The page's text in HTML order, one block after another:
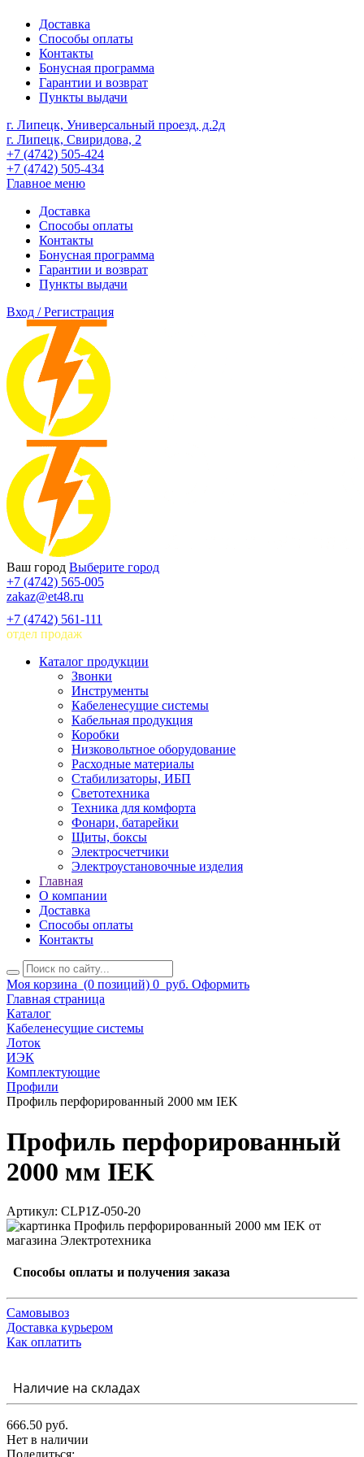
Доставка
Способы оплаты
Контакты
Бонусная программа
Гарантии и возврат
Пункты выдачи
г. Липецк, Универсальный проезд, д.2д
г. Липецк, Свиридова, 2
+7 (4742) 505-424
+7 (4742) 505-434
Главное меню
Доставка
Способы оплаты
Контакты
Бонусная программа
Гарантии и возврат
Пункты выдачи
Вход / Регистрация
Ваш город Выберите город
+7 (4742) 565-005
zakaz@et48.ru
+7 (4742) 561-111
отдел продаж
Каталог продукции
Звонки
Инструменты
Кабеленесущие системы
Кабельная продукция
Коробки
Низковольтное оборудование
Расходные материалы
Стабилизаторы, ИБП
Светотехника
Техника для комфорта
Фонари, батарейки
Щиты, боксы
Электросчетчики
Электроустановочные изделия
Главная
О компании
Доставка
Способы оплаты
Контакты
Моя корзина (0 позиций) 0 руб. Оформить
Главная страница
Каталог
Кабеленесущие системы
Лоток
ИЭК
Комплектующие
Профили
Профиль перфорированный 2000 мм IEK
Профиль перфорированный
2000 мм IEK
Артикул: CLP1Z-050-20
Способы оплаты и получения заказа
Самовывоз
Доставка курьером
Как оплатить
Наличие на складах
666.50 руб.
Нет в наличии
Поделиться: